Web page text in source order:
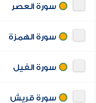
سورة العصر
سورة الهمزة
سورة الفيل
سورة قريش